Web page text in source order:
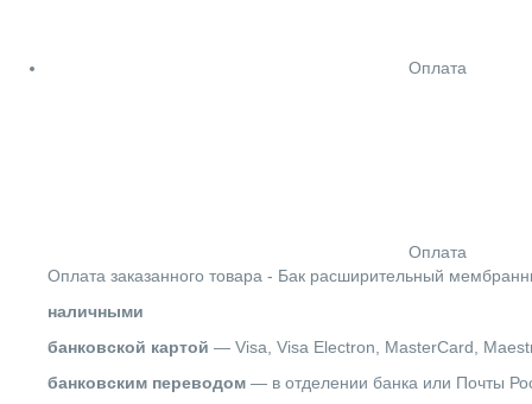
Оплата
Оплата
Оплата заказанного товара - Бак расширительный
наличными
банковской картой — Visa, Visa Electron, MasterCard,
банковским переводом — в отделении банка или Почты